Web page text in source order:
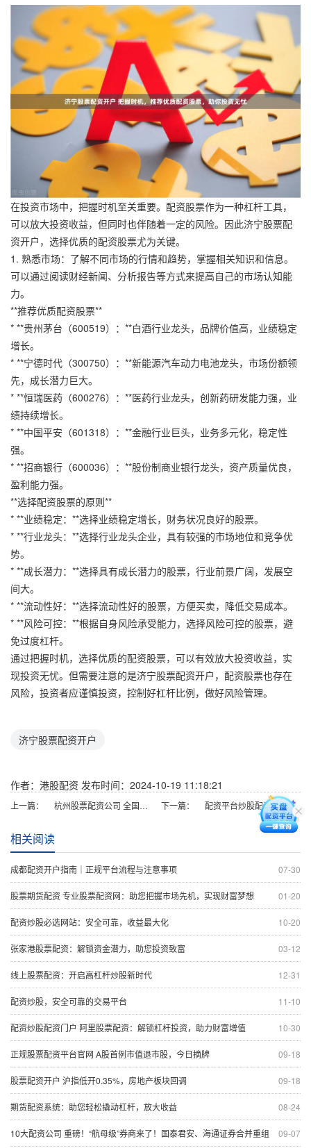
在投资市场中，把握时机至关重要。配资股票作为一种杠杆工具，
可以放大投资收益，但同时也伴随着一定的风险。因此济宁股票配
资开户，选择优质的配资股票尤为关键。
1. 熟悉市场：了解不同市场的行情和趋势，掌握相关知识和信息。
可以通过阅读财经新闻、分析报告等方式来提高自己的市场认知能
力。
**推荐优质配资股票**
* **贵州茅台（600519）：**白酒行业龙头，品牌价值高，业绩稳定
增长。
* **宁德时代（300750）：**新能源汽车动力电池龙头，市场份额领
先，成长潜力巨大。
* **恒瑞医药（600276）：**医药行业龙头，创新药研发能力强，业
绩持续增长。
* **中国平安（601318）：**金融行业巨头，业务多元化，稳定性
强。
* **招商银行（600036）：**股份制商业银行龙头，资产质量优良，
盈利能力强。
**选择配资股票的原则**
* **业绩稳定：**选择业绩稳定增长，财务状况良好的股票。
* **行业龙头：**选择行业龙头企业，具有较强的市场地位和竞争优
势。
* **成长潜力：**选择具有成长潜力的股票，行业前景广阔，发展空
间大。
* **流动性好：**选择流动性好的股票，方便买卖，降低交易成本。
* **风险可控：**根据自身风险承受能力，选择风险可控的股票，避
免过度杠杆。
通过把握时机，选择优质的配资股票，可以有效放大投资收益，实
现投资无忧。但需要注意的是济宁股票配资开户，配资股票也存在
风险，投资者应谨慎投资，控制好杠杆比例，做好风险管理。
济宁股票配资开户
作者：港股配资 发布时间：2024-10-19 11:18:21
上一篇： 杭州股票配资公司 全国股票配资：解锁资金杠杆，助力投资之路 下一篇： 配资平台炒股配资炒股 杠杆交易与普通炒股的区别是什么？
相关阅读
07-30
成都配资开户指南｜正规平台流程与注意事项
01-20
股票期货配资 专业股票配资网：助您把握市场先机，实现财富梦想
10-20
配资炒股必选网站：安全可靠，收益最大化
03-12
张家港股票配资：解锁资金潜力，助您投资致富
12-31
线上股票配资：开启高杠杆炒股新时代
11-10
配资炒股，安全可靠的交易平台
10-30
配资炒股配资门户 阿里股票配资：解锁杠杆投资，助力财富增值
09-18
正规股票配资平台官网 A股首例市值退市股，今日摘牌
09-18
股票配资开户 沪指低开0.35%，房地产板块回调
08-24
期货配资系统：助您轻松撬动杠杆，放大收益
09-07
10大配资公司 重磅！“航母级”券商来了！国泰君安、海通证券合并重组